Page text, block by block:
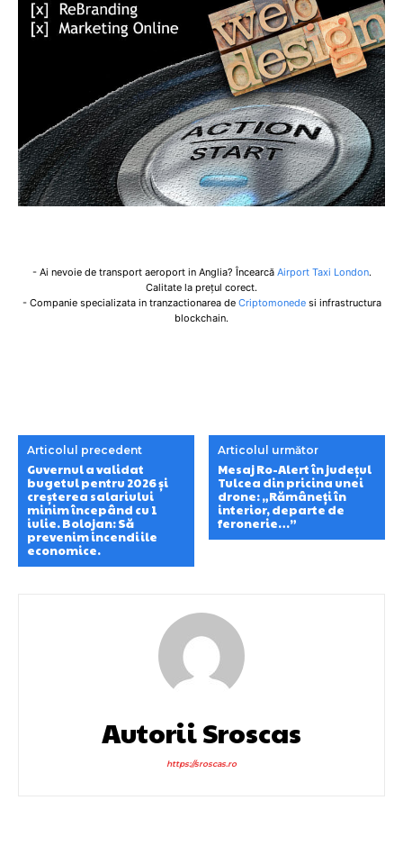
- Ai nevoie de transport aeroport in Anglia? Încearcă Airport Taxi London.
Calitate la prețul corect.
- Companie specializata in tranzactionarea de Criptomonedesi infrastructura
blockchain.
Articolul precedent
Guvernul a validat
bugetul pentru 2026 și
creșterea salariului
minim începând cu 1
iulie. Bolojan: Să
prevenim incendiile
economice.
Articolul următor
Mesaj Ro-Alert în județul
Tulcea din pricina unei
drone: „Rămâneți în
interior, departe de
feronerie…”
Autorii Sroscas
https://sroscas.ro